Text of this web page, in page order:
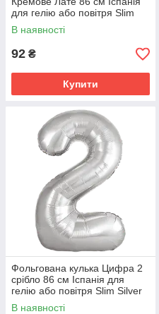
для гелію або повітря Slim
Matte Creamy Latte 34"
В наявності
92 ₴
Купити
Фольгована кулька Цифра 2
срібло 86 см Іспанія для
гелію або повітря Slim Silver
34"
В наявності